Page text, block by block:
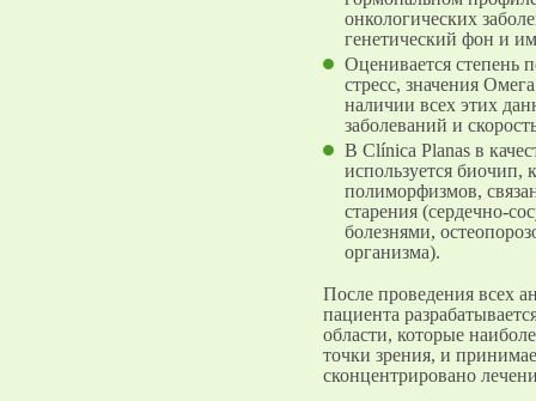
онкологических
генетический фон и
Оценивается
стресс, значения
наличии всех этих
заболеваний и
В Clínica Planas в
используется биочип,
полиморфизмов,
старения (сердечно-
болезнями,
организма).
После проведения всех
пациента
области, которые
точки зрения, и
сконцентрировано